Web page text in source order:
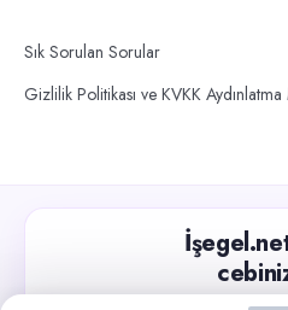
Sık Sorulan Sorular
Gizlilik Politikası ve KVKK Aydınlatma